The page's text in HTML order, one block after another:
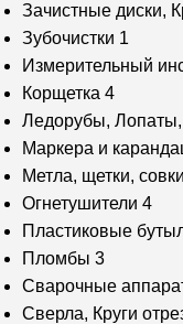
Зачистные диски,
Зубочистки 1
Измерительный
Корщетка 4
Ледорубы, Лопаты,
Маркера и
Метла, щетки,
Огнетушители 4
Пластиковые
Пломбы 3
Сварочные
Сверла, Круги